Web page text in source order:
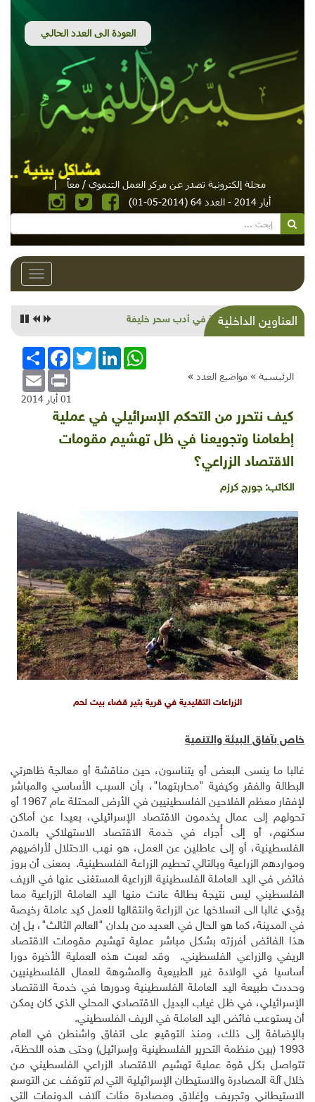
مجلة إلكترونية تصدر عن مركز العمل التنموي / معاً
|
أيار 2014 - العدد 64 (2014-05-01)
Toggle
العناوين الداخليةالبيئة في أدب سحر خليفة
الرئيسية » مواضيع العدد »
انشر
FacebookTwitterLinkedInWhatsApp
Email Print
01 أيار 2014
كيف نتحرر من التحكم الإسرائيلي في عملية
إطعامنا وتجويعنا في ظل تهشيم مقومات
الاقتصاد الزراعي؟
الكاتب: جورج كرزم
الزراعات التقليدية في قرية بتير قضاء بيت لحم
خاص بآفاق البيئة والتنمية
غالبا ما ينسى البعض أو يتناسون، حين مناقشة أو معالجة ظاهرتي
البطالة والفقر وكيفية "محاربتهما"، بأن السبب الأساسي والمباشر
لإفقار معظم الفلاحين الفلسطينيين في الأرض المحتلة عام 1967 أو
تحولهم إلى عمال يخدمون الاقتصاد الإسرائيلي، بعيدا عن أماكن
سكنهم، أو إلى أُجراء في خدمة الاقتصاد الاستهلاكي بالمدن
الفلسطينية، أو إلى عاطلين عن العمل، هو نهب الاحتلال لأراضيهم
ومواردهم الزراعية وبالتالي تحطيم الزراعة الفلسطينية. بمعنى أن بروز
فائض في اليد العاملة الفلسطينية الزراعية المستغنى عنها في الريف
الفلسطيني ليس نتيجة بطالة عانت منها اليد العاملة الزراعية مما
يؤدي غالبا الى انسلاخها عن الزراعة وانتقالها للعمل كيد عاملة رخيصة
في المدينة، كما هو الحال في العديد من بلدان "العالم الثالث"، بل إن
هذا الفائض أفرزته بشكل مباشر عملية تهشيم مقومات الاقتصاد
الريفي والزراعي الفلسطيني. وقد لعبت هذه العملية الأخيرة دورا
أساسيا في الولادة غير الطبيعية والمشوهة للعمال الفلسطينيين
وحددت طبيعة اليد العاملة الفلسطينية ودورها في خدمة الاقتصاد
الإسرائيلي، في ظل غياب البديل الاقتصادي المحلي الذي كان يمكن
أن يستوعب فائض اليد العاملة في الريف الفلسطيني.
بالإضافة إلى ذلك، ومنذ التوقيع على اتفاق واشنطن في العام
1993 (بين منظمة التحرير الفلسطينية وإسرائيل) وحتى هذه اللحظة،
تتواصل بكل قوة عملية تهشيم الاقتصاد الزراعي الفلسطيني من
خلال آلة المصادرة والاستيطان الإسرائيلية التي لم تتوقف عن التوسع
الاستيطاني وتجريف وإغلاق ومصادرة مئات آلاف الدونمات التي